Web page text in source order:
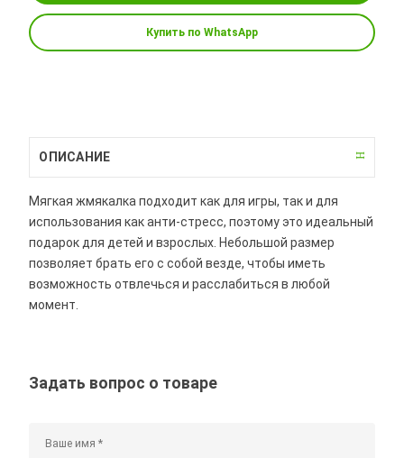
Купить по WhatsApp
ОПИСАНИЕ
Мягкая жмякалка подходит как для игры, так и для
использования как анти-стресс, поэтому это идеальный
подарок для детей и взрослых. Небольшой размер
позволяет брать его с собой везде, чтобы иметь
возможность отвлечься и расслабиться в любой
момент.
Задать вопрос о товаре